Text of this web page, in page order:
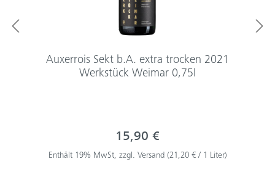
Auxerrois Sekt b.A. extra trocken 2021
Werkstück Weimar 0,75l
15,90 €
Enthält 19% MwSt, zzgl. Versand (21,20 € / 1 Liter)